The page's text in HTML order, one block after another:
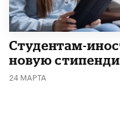
Студентам-
новую
24 МАРТА